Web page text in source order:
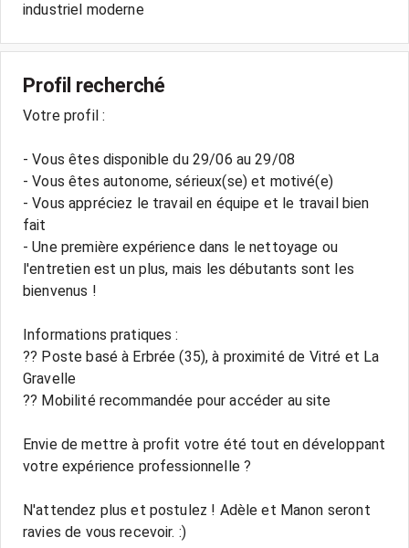
industriel moderne
Profil recherché
Votre profil :
- Vous êtes disponible du 29/06 au 29/08
- Vous êtes autonome, sérieux(se) et motivé(e)
- Vous appréciez le travail en équipe et le travail bien
fait
- Une première expérience dans le nettoyage ou
l'entretien est un plus, mais les débutants sont les
bienvenus !
Informations pratiques :
?? Poste basé à Erbrée (35), à proximité de Vitré et La
Gravelle
?? Mobilité recommandée pour accéder au site
Envie de mettre à profit votre été tout en développant
votre expérience professionnelle ?
N'attendez plus et postulez ! Adèle et Manon seront
ravies de vous recevoir. :)